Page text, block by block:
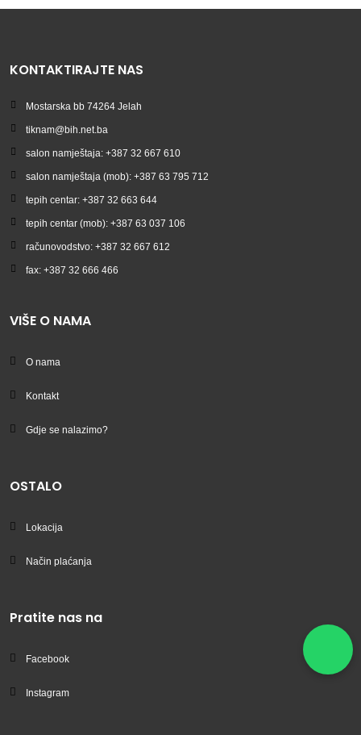
KONTAKTIRAJTE NAS
Mostarska bb 74264 Jelah
tiknam@bih.net.ba
salon namještaja: +387 32 667 610
salon namještaja (mob): +387 63 795 712
tepih centar: +387 32 663 644
tepih centar (mob): +387 63 037 106
računovodstvo: +387 32 667 612
fax: +387 32 666 466
VIŠE O NAMA
O nama
Kontakt
Gdje se nalazimo?
OSTALO
Lokacija
Način plaćanja
Pratite nas na
Facebook
Instagram